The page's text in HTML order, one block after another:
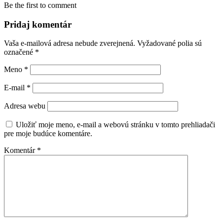
Be the first to comment
Pridaj komentár
Vaša e-mailová adresa nebude zverejnená. Vyžadované polia sú
označené *
Meno *
E-mail *
Adresa webu
Uložiť moje meno, e-mail a webovú stránku v tomto prehliadači
pre moje budúce komentáre.
Komentár *